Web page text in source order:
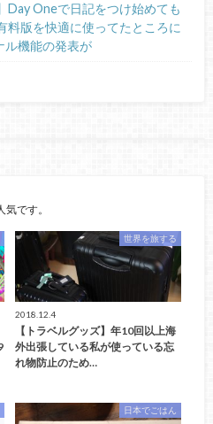
Day Oneで日記をつけ始めても
版を快適に使ってたところに
ル機能の発表が
気です。
世界を旅する
2018.12.4
【トラベルグッズ】年10回以上海
外出張している私が使っている忘
れ物防止のため…
日本でごはん